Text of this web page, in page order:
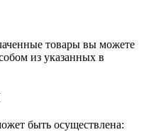
товары вы можете
из указанных в
быть осуществлена: